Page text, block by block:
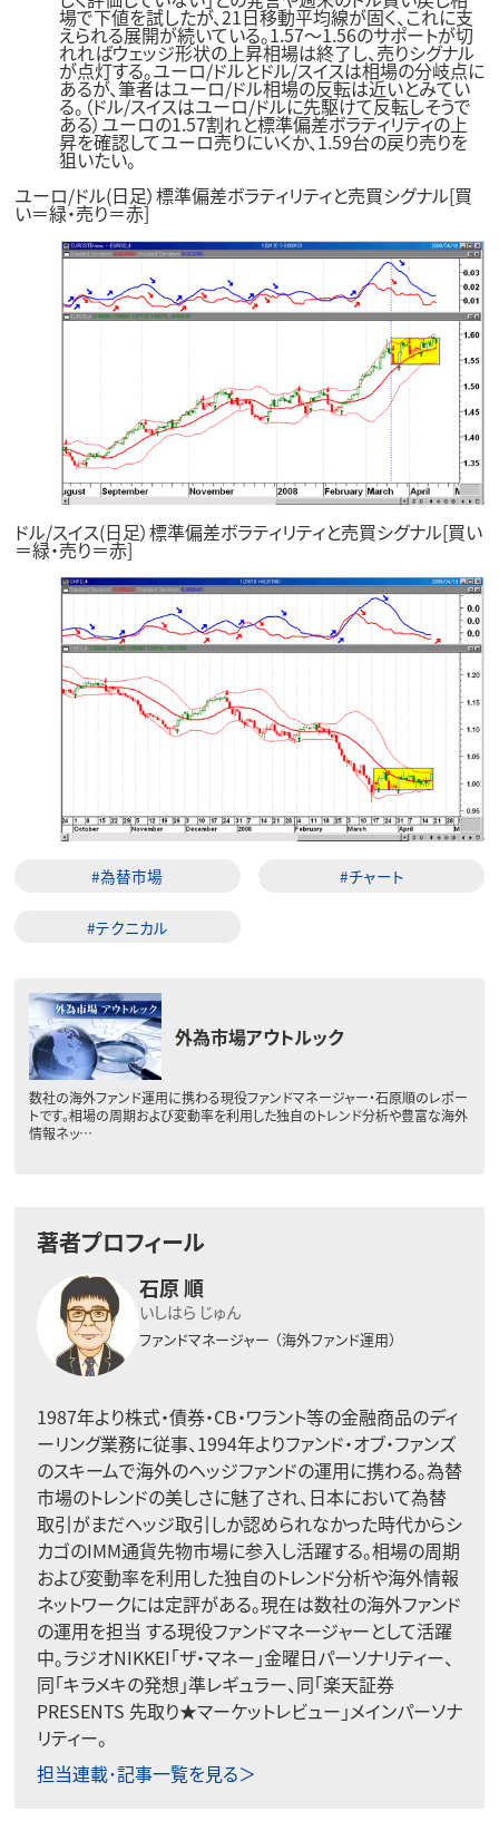
場で下値を試したが、21日移動平均線が固く、これに支
えられる展開が続いている。1.57～1.56のサポートが切
れればウェッジ形状の上昇相場は終了し、売りシグナル
が点灯する。ユーロ/ドルとドル/スイスは相場の分岐点に
あるが、筆者はユーロ/ドル相場の反転は近いとみてい
る。（ドル/スイスはユーロ/ドルに先駆けて反転しそうで
ある）ユーロの1.57割れと標準偏差ボラティリティの上
昇を確認してユーロ売りにいくか、1.59台の戻り売りを
狙いたい。
ユーロ/ドル(日足）標準偏差ボラティリティと売買シグナル[買
い＝緑・売り＝赤]
ドル/スイス(日足）標準偏差ボラティリティと売買シグナル[買い
＝緑・売り＝赤]
#為替市場 #チャート
#テクニカル
外為市場アウトルック
数社の海外ファンド運用に携わる現役ファンドマネージャー・石原順のレポー
トです。相場の周期および変動率を利用した独自のトレンド分析や豊富な海外
情報ネッ…
著者プロフィール
石原 順
いしはら じゅん
ファンドマネージャー （海外ファンド運用）
1987年より株式・債券・CB・ワラント等の金融商品のディ
ーリング業務に従事、1994年よりファンド・オブ・ファンズ
のスキームで海外のヘッジファンドの運用に携わる。為替
市場のトレンドの美しさに魅了され、日本において為替
取引がまだヘッジ取引しか認められなかった時代からシ
カゴのIMM通貨先物市場に参入し活躍する。相場の周期
および変動率を利用した独自のトレンド分析や海外情報
ネットワークには定評がある。現在は数社の海外ファンド
の運用を担当 する現役ファンドマネージャーとして活躍
中。ラジオNIKKEI「ザ・マネー」金曜日パーソナリティー、
同「キラメキの発想」準レギュラー、同「楽天証券
PRESENTS 先取り★マーケットレビュー」メインパーソナ
リティー。
担当連載･記事一覧を見る＞